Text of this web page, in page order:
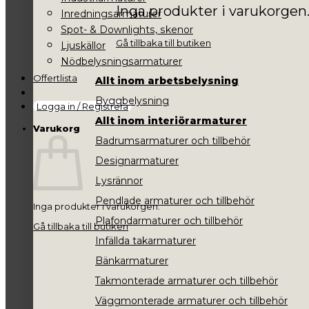
Inga produkter i varukorgen.
Gå tillbaka till butiken
Offertlista
Logga in / Registrera
Varukorg
Inga produkter i varukorgen.
Gå tillbaka till butiken
Inredningsarmaturer
Spot- & Downlights, skenor
Ljuskällor
Nödbelysningsarmaturer
Allt inom arbetsbelysning
Byggbelysning
Allt inom interiörarmaturer
Badrumsarmaturer och tillbehör
Designarmaturer
Lysrännor
Pendlade armaturer och tillbehör
Plafondarmaturer och tillbehör
Infällda takarmaturer
Bänkarmaturer
Takmonterade armaturer och tillbehör
Väggmonterade armaturer och tillbehör